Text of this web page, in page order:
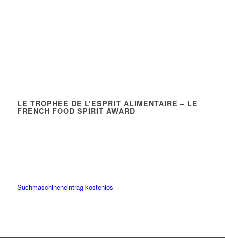
LE TROPHEE DE L’ESPRIT ALIMENTAIRE – LE
FRENCH FOOD SPIRIT AWARD
Suchmaschineneintrag kostenlos